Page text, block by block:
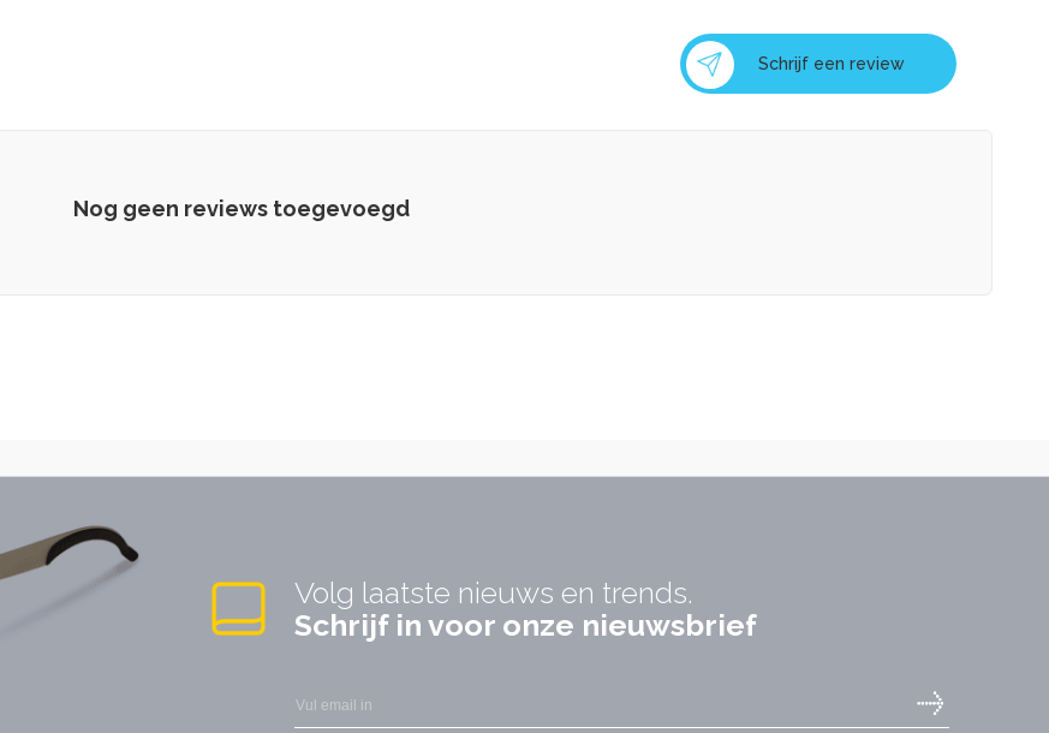
Schrijf een review
Nog geen reviews toegevoegd
Volg laatste nieuws en trends.
Schrijf in voor onze nieuwsbrief